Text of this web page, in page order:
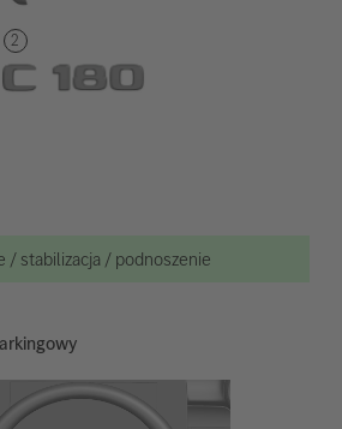
/ stabilizacja / podnoszenie